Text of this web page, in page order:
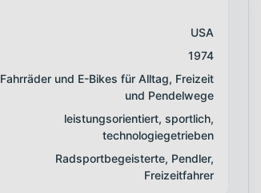
USA
1974
Fahrräder und E-Bikes für Alltag, Freizeit
und Pendelwege
leistungsorientiert, sportlich,
technologiegetrieben
Radsportbegeisterte, Pendler,
Freizeitfahrer